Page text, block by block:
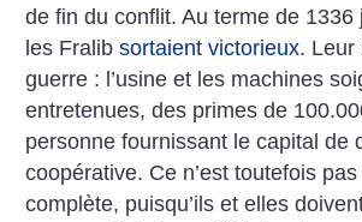
de fin du conflit. Au terme de 1336
les Fralibsortaient victorieux. Leur
guerre : l’usine et les machines
entretenues, des primes de
personne fournissant le capital de
coopérative. Ce n’est toutefois
complète, puisqu’ils et elles